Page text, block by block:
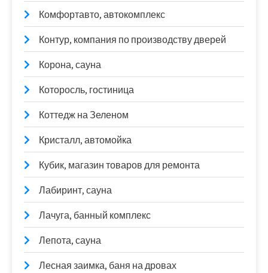
Комфортавто, автокомплекс
Контур, компания по производству дверей
Корона, сауна
Которосль, гостиница
Коттедж на Зеленом
Кристалл, автомойка
Кубик, магазин товаров для ремонта
Лабиринт, сауна
Лачуга, банный комплекс
Лепота, сауна
Лесная заимка, баня на дровах